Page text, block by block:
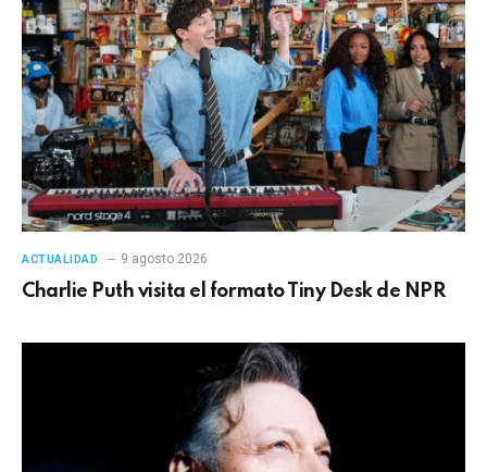
ACTUALIDAD 9 agosto 2026
Charlie Puth visita el formato Tiny Desk de NPR